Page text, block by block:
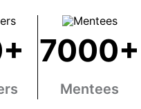
+ 7000+
Mentees